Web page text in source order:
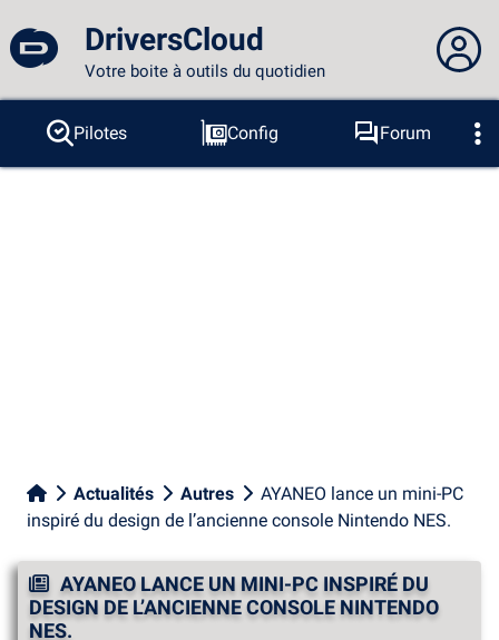
DriversCloud
Votre boite à outils du quotidien
Vous n'êtes pas connecté...
Connexion au site
Pilotes Config
Forum
Sondes
BSOD Outils
Actualités Autres
AYANEO lance un mini-PC
inspiré du design de l’ancienne console Nintendo NES.
AYANEO LANCE UN MINI-PC INSPIRÉ DU
DESIGN DE L’ANCIENNE CONSOLE NINTENDO
NES.